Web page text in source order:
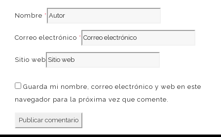
Nombre *
Correo electrónico *
Sitio web
Guarda mi nombre, correo electrónico y web en este
navegador para la próxima vez que comente.